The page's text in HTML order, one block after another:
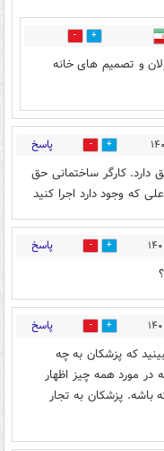
7
و تصمیم های خانه
7 پاسخ
دارد. کارگر ساختمانی حق
که وجود دارد اجرا کنید
7 پاسخ
6 پاسخ
که پزشکان به چه
مورد همه چیز اظهار
باشه. پزشکان به تجار